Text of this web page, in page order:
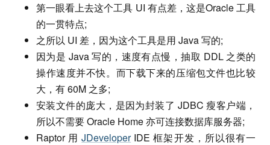
第一眼看上去这个工具 UI 有点差，这是Oracle 工具
的一贯特点;
之所以 UI 差，因为这个工具是用 Java 写的;
因为是 Java 写的，速度有点慢，抽取 DDL 之类的
操作速度并不快。而下载下来的压缩包文件也比较
大，有 60M 之多;
安装文件的庞大，是因为封装了 JDBC 瘦客户端，
所以不需要 Oracle Home 亦可连接数据库服务器;
Raptor 用JDeveloperIDE 框架开发，所以很有一